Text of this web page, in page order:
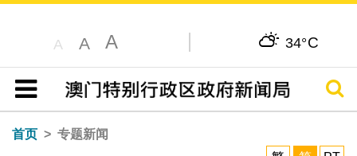
A A A 34°C
目录
搜寻
首页
专题新闻